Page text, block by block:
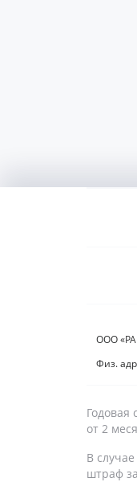
ООО
Физ.
Годовая
от 2
В
штраф